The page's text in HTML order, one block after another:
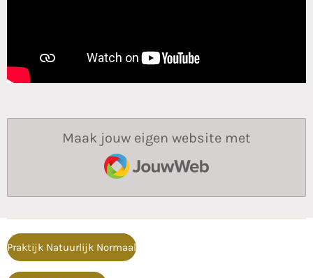
Maak jouw eigen website met
JouwWeb
Praktijk Natuurlijk Normaal